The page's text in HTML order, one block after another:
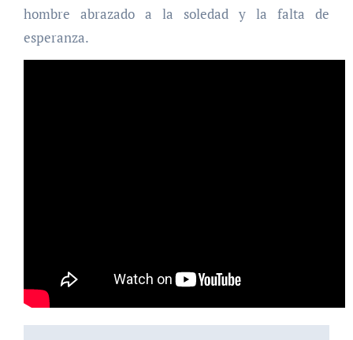
hombre abrazado a la soledad y la falta de
esperanza.